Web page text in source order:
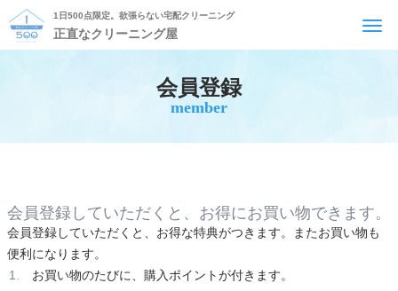
T
g
i
o
n
1日500点限定。欲張らない宅配クリーニング
正直なクリーニング屋
会員登録
member
会員登録していただくと、お得にお買い物できます。
会員登録していただくと、お得な特典がつきます。またお買い物も
便利になります。
お買い物のたびに、購入ポイントが付きます。